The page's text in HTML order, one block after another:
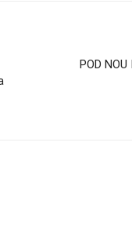
POD